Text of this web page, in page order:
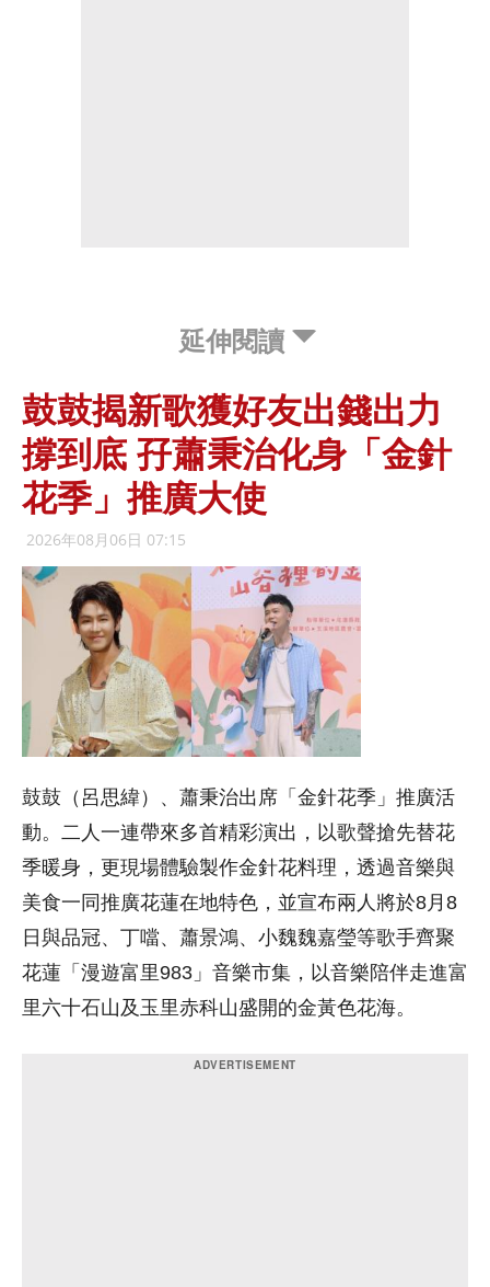
延伸閱讀
鼓鼓揭新歌獲好友出錢出力
撐到底 孖蕭秉治化身「金針
花季」推廣大使
2026年08月06日 07:15
鼓鼓（呂思緯）、蕭秉治出席「金針花季」推廣活
動。二人一連帶來多首精彩演出，以歌聲搶先替花
季暖身，更現場體驗製作金針花料理，透過音樂與
美食一同推廣花蓮在地特色，並宣布兩人將於8月8
日與品冠、丁噹、蕭景鴻、小魏魏嘉瑩等歌手齊聚
花蓮「漫遊富里983」音樂市集，以音樂陪伴走進富
里六十石山及玉里赤科山盛開的金黃色花海。